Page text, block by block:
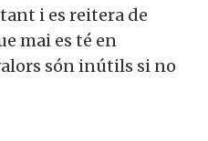
i es reitera de
mai es té en
són inútils si no